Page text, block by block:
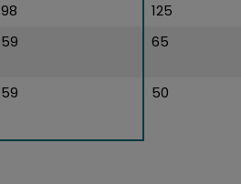
98 125
59 65
59 50